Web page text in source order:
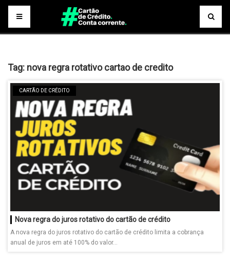
Tag: nova regra rotativo cartao de credito
CARTÃO DE CRÉDITO
Nova regra do juros rotativo do cartão de crédito
A nova regra do juros rotativo do cartão de crédito limita a cobrança
anual de juros em até 100% do valor...